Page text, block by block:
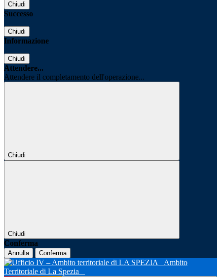
Chiudi
Successo
Chiudi
Informazione
Chiudi
Attendere...
Attendere il completamento dell'operazione...
Chiudi
Chiudi
Conferma
Annulla Conferma
Ambito
Territoriale di La Spezia